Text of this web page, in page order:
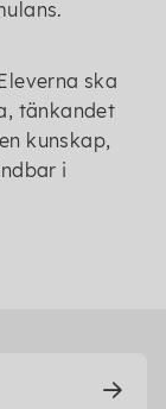
ska
tänkandet
kunskap,
i